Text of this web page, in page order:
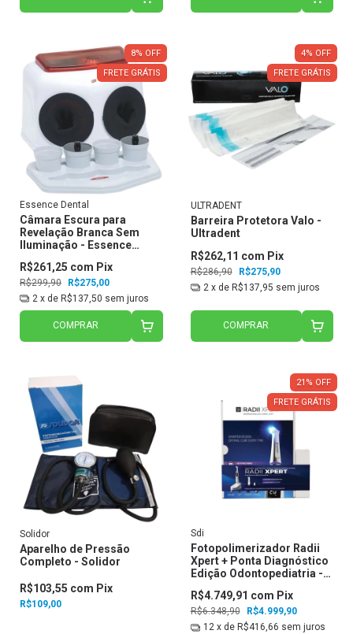
8% OFF
FRETE GRÁTIS
Essence Dental
Câmara Escura para
Revelação Branca Sem
Iluminação - Essence
R$299,90 R$275,00
R$261,25 com Pix
2 x de R$137,50 sem juros
COMPRAR
4% OFF
FRETE GRÁTIS
ULTRADENT
Barreira Protetora Valo -
Ultradent
R$286,90 R$275,90
R$262,11 com Pix
2 x de R$137,95 sem juros
COMPRAR
Solidor
Aparelho de Pressão
Completo - Solidor
R$109,00
R$103,55 com Pix
21 % OFF
FRETE GRÁTIS
Sdi
Fotopolimerizador Radii
Xpert + Ponta Diagnóstico
Edição Odontopediatria -
R$6.348,90 R$4.999,90
R$4.749,91 com Pix
12 x de R$416,66 sem juros